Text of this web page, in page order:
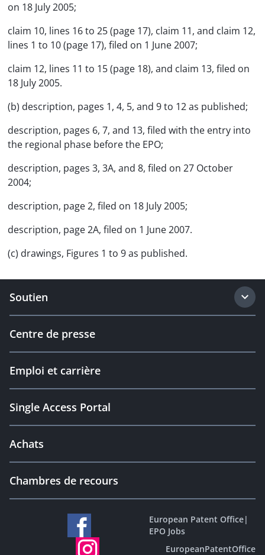
on 18 July 2005;
claim 10, lines 16 to 25 (page 17), claim 11, and claim 12,
lines 1 to 10 (page 17), filed on 1 June 2007;
claim 12, lines 11 to 15 (page 18), and claim 13, filed on
18 July 2005.
(b) description, pages 1, 4, 5, and 9 to 12 as published;
description, pages 6, 7, and 13, filed with the entry into
the regional phase before the EPO;
description, pages 3, 3A, and 8, filed on 27 October
2004;
description, page 2, filed on 18 July 2005;
description, page 2A, filed on 1 June 2007.
(c) drawings, Figures 1 to 9 as published.
Soutien
Centre de presse
Emploi et carrière
Single Access Portal
Achats
Chambres de recours
European Patent Office|
EPO Jobs
EuropeanPatentOffice